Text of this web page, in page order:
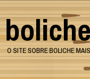
Skip
to
content
O SITE SOBRE BOLICHE